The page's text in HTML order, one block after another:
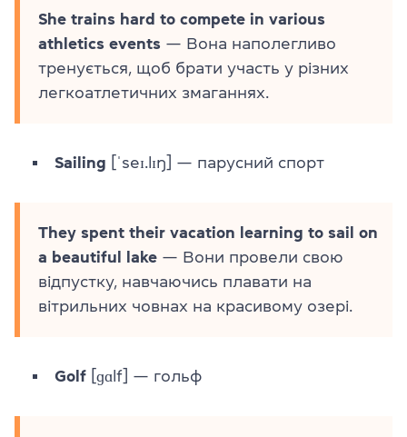
She trains hard to compete in various
athletics events — Вона наполегливо
тренується, щоб брати участь у різних
легкоатлетичних змаганнях.
Sailing [ˈseɪ.lɪŋ] — парусний спорт
They spent their vacation learning to sail on
a beautiful lake — Вони провели свою
відпустку, навчаючись плавати на
вітрильних човнах на красивому озері.
Golf [ɡɑlf] — гольф